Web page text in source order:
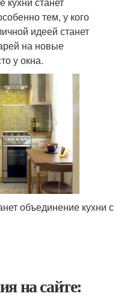
тем, у кого
идеей станет
на новые
у окна.
объединение кухни с
на сайте: